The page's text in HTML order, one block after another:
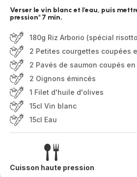
Verser le vin blanc et l'eau, puis
pression" 7 min.
180g Riz Arborio (spécial
2 Petites courgettes coupées
2 Pavés de saumon coupés
2 Oignons émincés
1 Filet d'huile d'olives
15cl Vin blanc
15cl Eau
Cuisson haute pression